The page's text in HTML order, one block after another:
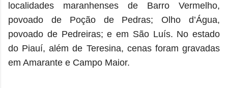
localidades maranhenses de Barro Vermelho,
povoado de Poção de Pedras; Olho d’Água,
povoado de Pedreiras; e em São Luís. No estado
do Piauí, além de Teresina, cenas foram gravadas
em Amarante e Campo Maior.